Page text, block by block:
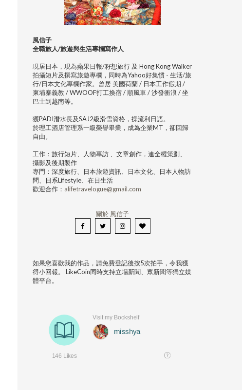
風信子
全職旅人/旅遊與生活專欄寫作人
現居日本，現為蘋果日報/籽想旅行 及 Hong Kong Walker
拍攝短片及撰寫旅遊專欄，同時為Yahoo好集慣 - 生活/旅
行/日本文化專欄作家。曾居 美國荷蘭 / 日本工作假期 /
柬埔寨義教 / WWOOF打工換宿 / 順風車 / 沙發衝浪 / 坐
巴士到越南等。
獲PADI潛水長及SAJ2級滑雪資格，操流利日語。
於理工酒店管理系一級榮譽畢業，成為企業MT，卻回歸
自由。
工作：旅行短片、人物專訪 、文章創作，連全權策劃、
攝影及後期製作
專門：深度旅行、日本旅遊資訊、日本文化、日本人物訪
問、日系Lifestyle、在日生活
歡迎合作： alifetravelogue@gmail.com
關於 風信子
如果您喜歡我的作品，請免費登記後按5次拍手，令我獲
得小回報。 LikeCoin同時支持立場新聞、眾新聞等獨立媒
體平台。